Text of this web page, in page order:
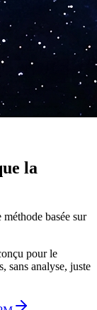
la
basée sur
pour le
sans analyse, juste